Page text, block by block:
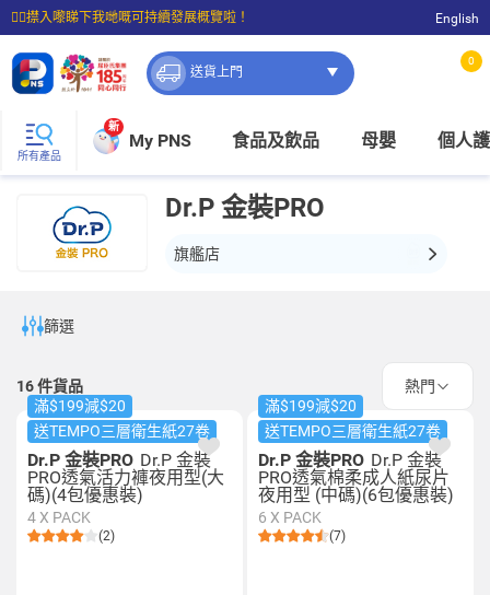
☝🏼㩒入嚟睇下我哋嘅可持續發展概覽啦！
⭐購物滿$399即享免費送貨；滿$100即可免費店取。
English
送貨上門
0
所有產品
新
My PNS 食品及飲品 母嬰 個人
Dr.P 金裝PRO
旗艦店
篩選
16件貨品
熱門
滿$199減$20
送TEMPO三層衛生紙27卷
Dr.P 金裝PRO Dr.P 金裝
PRO透氣活力褲夜用型(大
碼)(4包優惠裝)
4 X PACK
(2)
滿$199減$20
送TEMPO三層衛生紙27卷
Dr.P 金裝PRO Dr.P 金裝
PRO透氣棉柔成人紙尿片
夜用型 (中碼)(6包優惠裝)
6 X PACK
(7)